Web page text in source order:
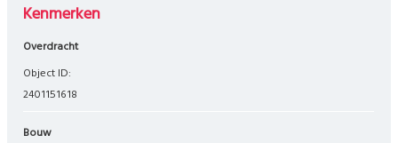
Kenmerken
Overdracht
Object ID:
2401151618
Bouw